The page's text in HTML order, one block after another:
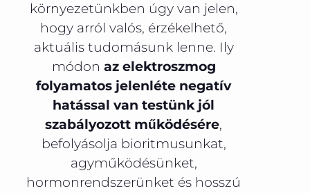
környezetünkben úgy van jelen,
hogy arról valós, érzékelhető,
aktuális tudomásunk lenne. Ily
módon az elektroszmog
folyamatos jelenléte negatív
hatással van testünk jól
szabályozott működésére,
befolyásolja bioritmusunkat,
agyműködésünket,
hormonrendszerünket és hosszú